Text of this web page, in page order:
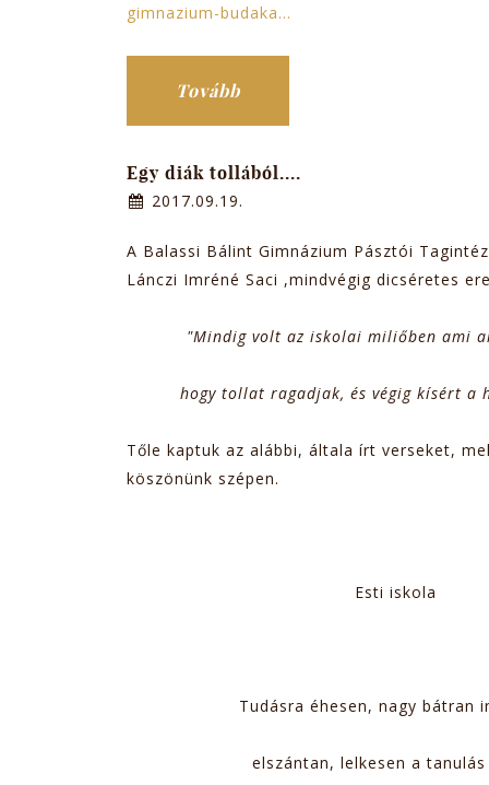
gimnazium-budaka...
Tovább
Egy diák tollából....
2017.09.19.
A Balassi Bálint Gimnázium Pásztói
Lánczi Imréné Saci ,mindvégig dicséretes
"Mindig volt az iskolai miliőben ami
hogy tollat ragadjak, és végig kísért a
Tőle kaptuk az alábbi, általa írt verseket,
köszönünk szépen.
Esti iskola
Tudásra éhesen, nagy bátran
elszántan, lelkesen a